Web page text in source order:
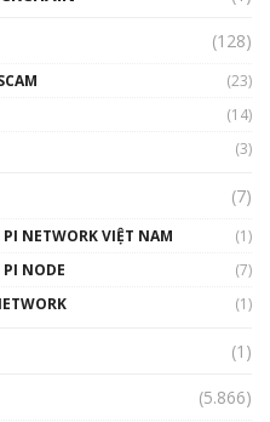
01:32:59
Talkshow17: Mùa đông
Crypto – Chiếc khăn gió ấm
(128)
(23)
(14)
(3)
(7)
NETWORK VIỆT NAM
(1)
NODE
(7)
(1)
(1)
(5.866)